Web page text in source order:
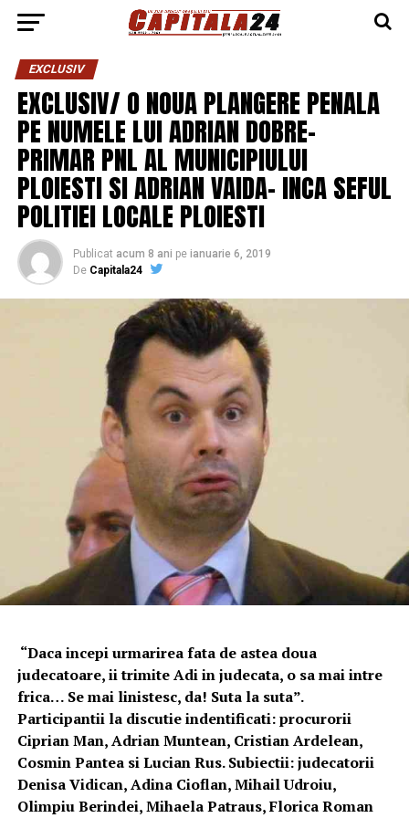
EXCLUSIV
EXCLUSIV/ O NOUA PLANGERE PENALA
PE NUMELE LUI ADRIAN DOBRE-
PRIMAR PNL AL MUNICIPIULUI
PLOIESTI SI ADRIAN VAIDA- INCA SEFUL
POLITIEI LOCALE PLOIESTI
Publicat acum 8 ani pe ianuarie 6, 2019
De Capitala24
“Daca incepi urmarirea fata de astea doua
judecatoare, ii trimite Adi in judecata, o sa mai intre
frica… Se mai linistesc, da! Suta la suta”.
Participantii la discutie indentificati: procurorii
Ciprian Man, Adrian Muntean, Cristian Ardelean,
Cosmin Pantea si Lucian Rus. Subiectii: judecatorii
Denisa Vidican, Adina Cioflan, Mihail Udroiu,
Olimpiu Berindei, Mihaela Patraus, Florica Roman